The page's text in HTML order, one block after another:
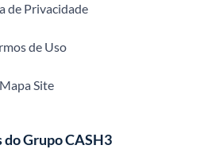
de Privacidade
de Uso
Mapa Site
do Grupo CASH3